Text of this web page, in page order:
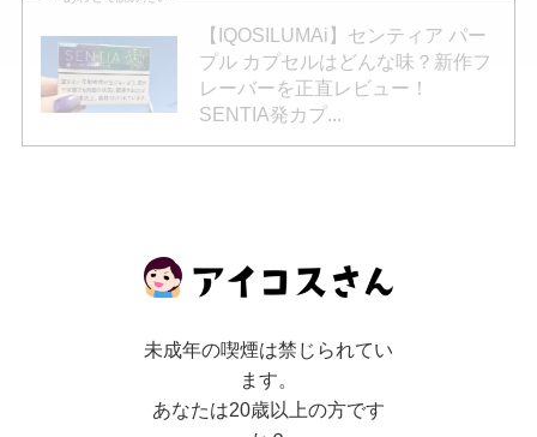
【IQOSILUMAi】センティア パー
プル カプセルはどんな味？新作フ
レーバーを正直レビュー！
SENTIA発カプ...
処法：チャージャーの場合
ージャーにある場合は主に充電器自体の不具合が
考えられます。
未成年の喫煙は禁じられてい
ます。
あなたは20歳以上の方です